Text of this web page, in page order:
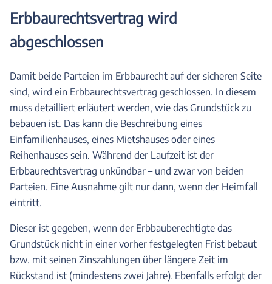
Erbbaurechtsvertrag wird
abgeschlossen
Damit beide Parteien im Erbbaurecht auf der sicheren Seite
sind, wird ein Erbbaurechtsvertrag geschlossen. In diesem
muss detailliert erläutert werden, wie das Grundstück zu
bebauen ist. Das kann die Beschreibung eines
Einfamilienhauses, eines Mietshauses oder eines
Reihenhauses sein. Während der Laufzeit ist der
Erbbaurechtsvertrag unkündbar – und zwar von beiden
Parteien. Eine Ausnahme gilt nur dann, wenn der Heimfall
eintritt.
Dieser ist gegeben, wenn der Erbbauberechtigte das
Grundstück nicht in einer vorher festgelegten Frist bebaut
bzw. mit seinen Zinszahlungen über längere Zeit im
Rückstand ist (mindestens zwei Jahre). Ebenfalls erfolgt der